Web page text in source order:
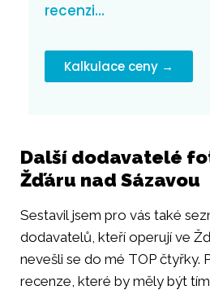
recenzi…
Kalkulace ceny →
Další dodavatelé
Žďáru nad Sázavou
Sestavil jsem pro vás také
dodavatelů, kteří operují ve
nevešli se do mé TOP čtyřky.
recenze, které by měly být